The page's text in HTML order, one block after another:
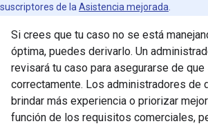
suscriptores de la Asistencia mejorada
Si crees que tu caso no se está
óptima, puedes derivarlo. Un
revisará tu caso para asegurarse de
correctamente. Los administradores de
brindar más experiencia o priorizar
función de los requisitos comerciales,